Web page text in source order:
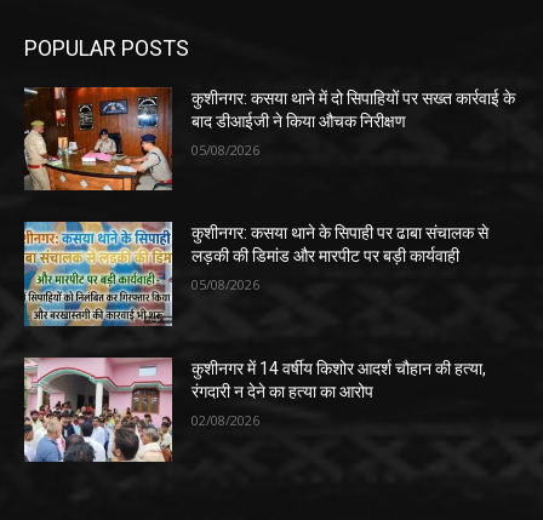
POPULAR POSTS
कुशीनगर: कसया थाने में दो सिपाहियों पर सख्त कार्रवाई के
बाद डीआईजी ने किया औचक निरीक्षण
05/08/2026
कुशीनगर: कसया थाने के सिपाही पर ढाबा संचालक से
लड़की की डिमांड और मारपीट पर बड़ी कार्यवाही
05/08/2026
कुशीनगर में 14 वर्षीय किशोर आदर्श चौहान की हत्या,
रंगदारी न देने का हत्या का आरोप
02/08/2026